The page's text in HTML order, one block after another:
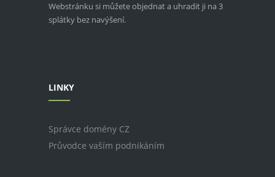
Webstránku si můžete objednat a uhradit ji na 3
splátky bez navýšení.
LINKY
Správce domény CZ
Průvodce vaším podnikáním